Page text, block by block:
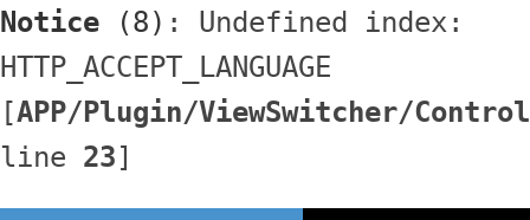
Notice (8) : Undefined index:
HTTP_ACCEPT_LANGUAGE
[APP/Plugin/ViewSwitcher/
line 23]